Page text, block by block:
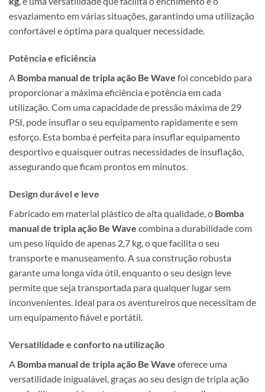
esvaziamento em várias situações, garantindo uma utilização
confortável e óptima para qualquer necessidade.
Potência e eficiência
A Bomba manual de tripla ação Be Wave foi concebido para
proporcionar a máxima eficiência e potência em cada
utilização. Com uma capacidade de pressão máxima de 29
PSI, pode insuflar o seu equipamento rapidamente e sem
esforço. Esta bomba é perfeita para insuflar equipamento
desportivo e quaisquer outras necessidades de insuflação,
assegurando que ficam prontos em minutos.
Design durável e leve
Fabricado em material plástico de alta qualidade, o Bomba
manual de tripla ação Be Wave combina a durabilidade com
um peso líquido de apenas 2,7 kg, o que facilita o seu
transporte e manuseamento. A sua construção robusta
garante uma longa vida útil, enquanto o seu design leve
permite que seja transportada para qualquer lugar sem
inconvenientes. Ideal para os aventureiros que necessitam de
um equipamento fiável e portátil.
Versatilidade e conforto na utilização
A Bomba manual de tripla ação Be Wave oferece uma
versatilidade inigualável, graças ao seu design de tripla ação